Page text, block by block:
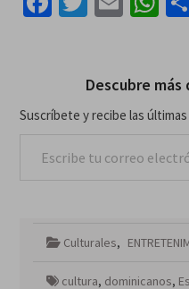
Descubre
Suscríbete y recibe las
Culturales,
cultura, dominicanos,